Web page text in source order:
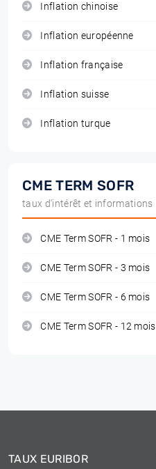
Inflation chinoise
Inflation européenne
Inflation française
Inflation suisse
Inflation turque
CME TERM SOFR
taux d'intérêt et informations
CME Term SOFR - 1 mois
CME Term SOFR - 3 mois
CME Term SOFR - 6 mois
CME Term SOFR - 12 mois
TAUX EURIBOR